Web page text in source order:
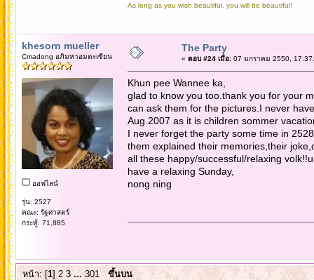
As long as you wish beautiful, you will be beautiful!
khesorn mueller
Cmadong อภิมหาอมตะเซียน
ออฟไลน์
รุ่น: 2527
คณะ: รัฐศาสตร์
กระทู้: 71,885
The Party
« ตอบ #24 เมื่อ:07 มกราคม 2550,
Khun pee Wannee ka,
glad to know you too.thank you for your
can ask them for the pictures.I never
Aug.2007 as it is children sommer
I never forget the party some time in
them explained their memories,their
all these happy/successful/relaxing
have a relaxing Sunday,
nong ning
หน้า: [1]2 3 ...301 ขึ้นบน